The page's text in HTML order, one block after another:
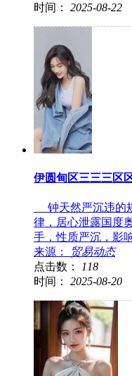
时间： 2025-08-22
伊圆甸区三三三区
钟天然严沉违的
律，居心泄露国度
手，性质严沉，影
来源：
贸易动态
点击数：
118
时间： 2025-08-20